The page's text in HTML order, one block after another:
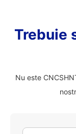
Trebuie
Nu este